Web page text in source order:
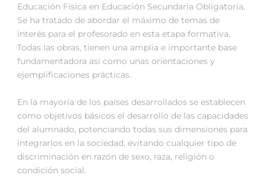
Educación Física en Educación Secundaria Obligatoria.
Se ha tratado de abordar el máximo de temas de
interés para el profesorado en esta etapa formativa.
Todas las obras, tienen una amplia e importante base
fundamentadora así como unas orientaciones y
ejemplificaciones prácticas.
En la mayoría de los países desarrollados se establecen
como objetivos básicos el desarrollo de las capacidades
del alumnado, potenciando todas sus dimensiones para
integrarlos en la sociedad, evitando cualquier tipo de
discriminación en razón de sexo, raza, religión o
condición social.